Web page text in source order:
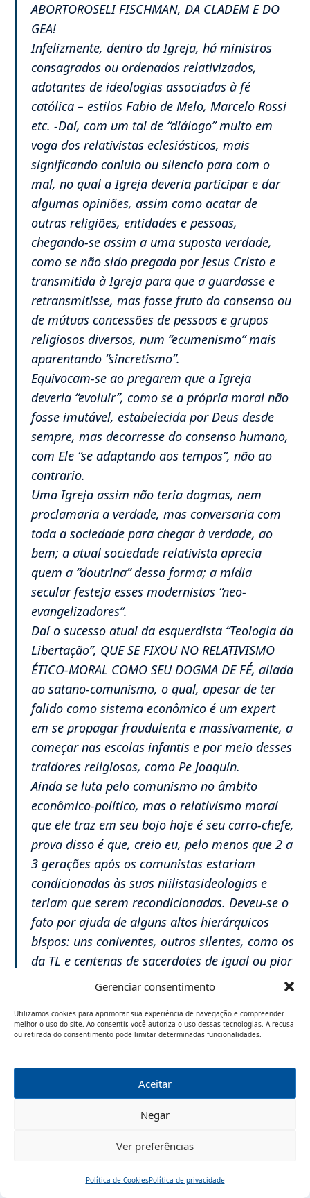
Gerenciar consentimento
Utilizamos cookies para aprimorar sua experiência de navegação e compreender
melhor o uso do site. Ao consentir, você autoriza o uso dessas tecnologias. A recusa
ou retirada do consentimento pode limitar determinadas funcionalidades.
Aceitar
Negar
Ver preferências
Política de CookiesPolítica de privacidade
ABORTOROSELI FISCHMAN, DA CLADEM E DO
GEA!
Infelizmente, dentro da Igreja, há ministros
consagrados ou ordenados relativizados,
adotantes de ideologias associadas à fé
católica – estilos Fabio de Melo, Marcelo Rossi
etc. -Daí, com um tal de “diálogo” muito em
voga dos relativistas eclesiásticos, mais
significando conluio ou silencio para com o
mal, no qual a Igreja deveria participar e dar
algumas opiniões, assim como acatar de
outras religiões, entidades e pessoas,
chegando-se assim a uma suposta verdade,
como se não sido pregada por Jesus Cristo e
transmitida à Igreja para que a guardasse e
retransmitisse, mas fosse fruto do consenso ou
de mútuas concessões de pessoas e grupos
religiosos diversos, num “ecumenismo” mais
aparentando “sincretismo”.
Equivocam-se ao pregarem que a Igreja
deveria “evoluir”, como se a própria moral não
fosse imutável, estabelecida por Deus desde
sempre, mas decorresse do consenso humano,
com Ele “se adaptando aos tempos”, não ao
contrario.
Uma Igreja assim não teria dogmas, nem
proclamaria a verdade, mas conversaria com
toda a sociedade para chegar à verdade, ao
bem; a atual sociedade relativista aprecia
quem a “doutrina” dessa forma; a mídia
secular festeja esses modernistas “neo-
evangelizadores”.
Daí o sucesso atual da esquerdista “Teologia da
Libertação”, QUE SE FIXOU NO RELATIVISMO
ÉTICO-MORAL COMO SEU DOGMA DE FÉ, aliada
ao satano-comunismo, o qual, apesar de ter
falido como sistema econômico é um expert
em se propagar fraudulenta e massivamente, a
começar nas escolas infantis e por meio desses
traidores religiosos, como Pe Joaquín.
Ainda se luta pelo comunismo no âmbito
econômico-político, mas o relativismo moral
que ele traz em seu bojo hoje é seu carro-chefe,
prova disso é que, creio eu, pelo menos que 2 a
3 gerações após os comunistas estariam
condicionadas às suas niilistasideologias e
teriam que serem recondicionadas. Deveu-se o
fato por ajuda de alguns altos hierárquicos
bispos: uns coniventes, outros silentes, como os
da TL e centenas de sacerdotes de igual ou pior
forma em disseminar socialistas
nosescândalos pessoais.
Como lá, belo exemplo, é hora também de os
seus direitos de se expressarem na fé católica e
não aceitarem goela abaixo sem reação serem
postos à força no POLITICAMENTE CORRETO
Concordo com suas palavras, temos que